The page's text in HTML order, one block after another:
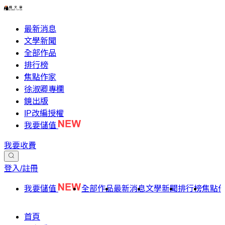
最新消息
文學新聞
全部作品
排行榜
焦點作家
徐淑卿專欄
鏡出版
IP改編授權
我要儲值
我要收費
登入/註冊
我要儲值 全部作品最新消息文學新聞排行榜焦點
首頁